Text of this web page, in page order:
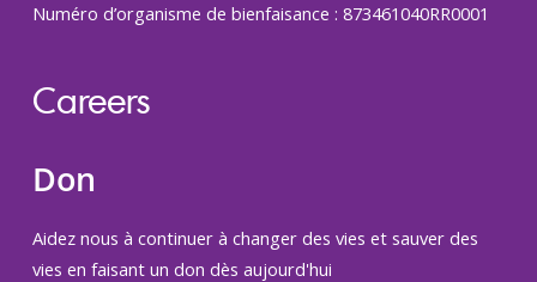
Numéro d’organisme de bienfaisance : 873461040RR0001
Careers
Don
Aidez nous à continuer à changer des vies et sauver des
vies en faisant un don dès aujourd'hui